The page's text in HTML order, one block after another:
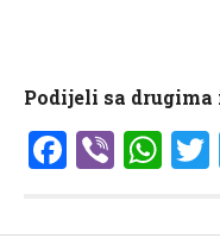
Podijeli sa drugima
Viber